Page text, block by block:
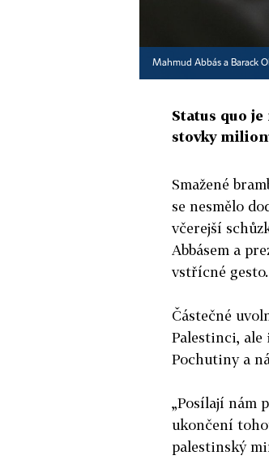
Mahmud Abbás a Barack
Status quo
stovky
Smažené
se nesmělo
včerejší
Abbásem a
vstřícné gesto.
Částečné
Palestinci, ale
Pochutiny a
„Posílají nám
ukončení
palestinský